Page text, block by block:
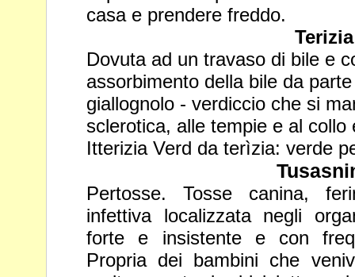
casa e prendere freddo.
Terizia
Dovuta ad un travaso di bile e
assorbimento della bile da
giallognolo - verdiccio che si
sclerotica, alle tempie e al
Itterizia Verd da terìzia: verde
Pertosse. Tosse canina,
infettiva localizzata negli
forte e insistente e con
Propria dei bambini che